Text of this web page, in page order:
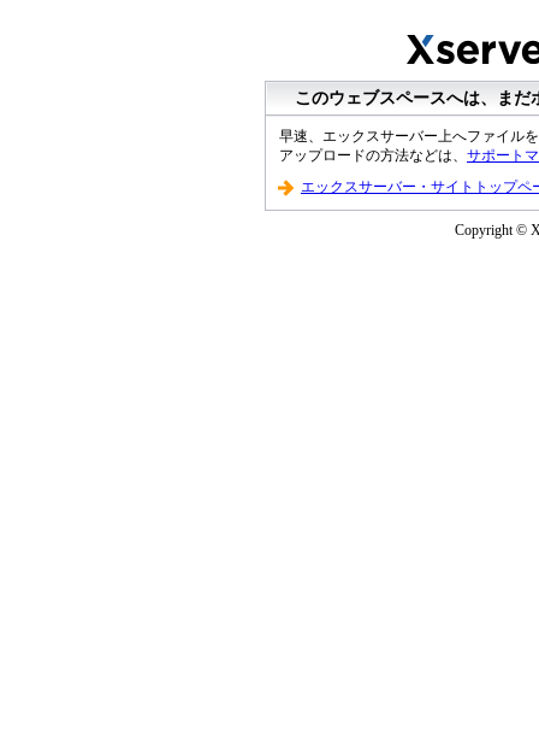
このウェブスペースへは、ま
早速、エックスサーバー上へファイル
アップロードの方法などは、 サポート
エックスサーバー・サイトトップペ
Copyright ©